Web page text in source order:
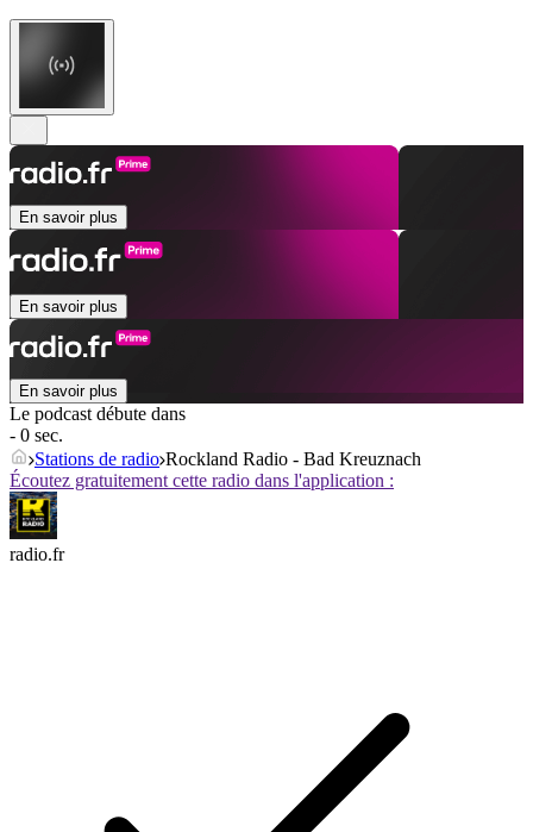
En savoir plus
En savoir plus
En savoir plus
Le podcast débute dans
- 0 sec.
Stations de radio Rockland Radio - Bad Kreuznach
Écoutez gratuitement cette radio dans l'application :
radio.fr